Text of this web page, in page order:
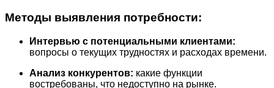
Методы выявления потребности:
Интервью с потенциальными клиентами:
вопросы о текущих трудностях и расходах времени.
Анализ конкурентов: какие функции
востребованы, что недоступно на рынке.